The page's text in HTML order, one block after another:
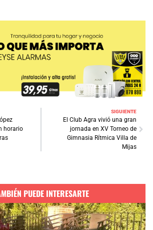
horario
SIGUIENTE
El Club Agra vivió una gran
jornada en XV Torneo de
Gimnasia Rítmica Villa de
Mijas
PUEDE INTERESARTE